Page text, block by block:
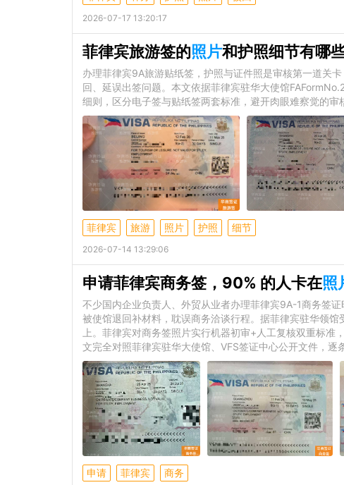
2026-07-17 13:20:17
菲律宾旅游签的照片和护照细节有哪
办理菲律宾9A旅游贴纸签，护照与证件照是审核第一道关
回、延误出签问题。本文依据菲律宾驻华大使馆
细则，区分电子签与贴纸签两套标准，避开肉眼难察觉的审
菲律宾 旅游 照片 护照 细节
2026-07-14 13:29:06
申请菲律宾商务签，90% 的人卡在照
不少国内企业负责人、外贸从业者办理菲律宾9A-1商务签
被使馆退回补材料，耽误商务洽谈行程。据菲律宾驻华领
上。菲律宾对商务签照片实行机器初审+人工复核双重标
文完全对照菲律宾驻华大使馆、VFS签证中心公开文件，逐
申请 菲律宾 商务